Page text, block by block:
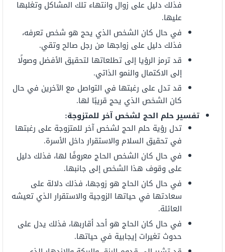
فذلك دليل على زوال وانتهاء تلك المشاكل وتغلبها
عليها.
في حال كان الشخص الذي يحج هو شخص تعرفه،
فذلك دليل على زواجها من رجل صالح وتقي.
قد ترمز الرؤيا إلى تطلعاتها لتحقيق الأفضل وصولًا
إلى الاكتمال والنمو الذاتي.
قد تدل على رغبتها في التواصل مع الآخرين في حال
كان الشخص الذي يحج قريبًا لها.
تفسير حلم الحج لشخص آخر للمتزوجة:
تدل رؤية حلم الحج لشخص آخر للمتزوجة على رغبتها
في تحقيق السلام والاستقرار داخل الأسرة.
في حال كان الشخص الحاج معروفًا لها، فذلك دليل
على وقوف هذا الشخص إلى جانبها.
في حال كان الحاج هو زوجها، فذلك دلالة على
سعادتها في حياتها الزوجية والاستقرار الذي تعيشه
العائلة.
في حال كان الحاج هو أحد أقاربها، فذلك يدل على
حدوث تغيرات إيجابية في حياتها.